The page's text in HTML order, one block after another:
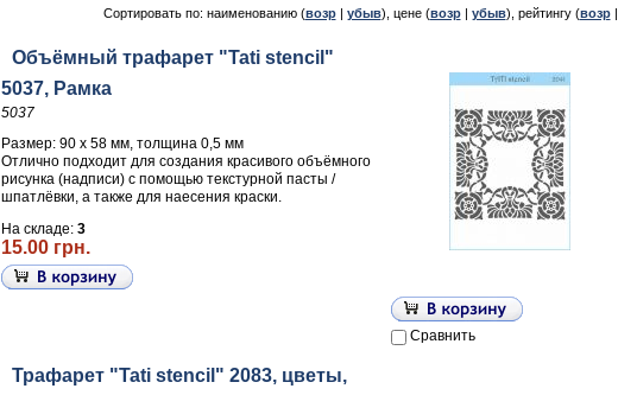
Сортировать по: наименованию (возр| убыв), цене (возр| убыв), рейтингу (возр|
Объёмный трафарет "Tati stencil"
5037, Рамка
5037
Размер: 90 х 58 мм, толщина 0,5 мм
Отлично подходит для создания красивого объёмного
рисунка (надписи) с помощью текстурной пасты /
шпатлёвки, а также для наесения краски.
На складе: 3
15.00 грн.
Сравнить
Трафарет "Tati stencil" 2083, цветы,